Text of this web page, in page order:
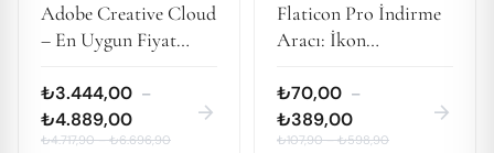
Adobe Creative Cloud
– En Uygun Fiyat
₺3.444,00 –
₺4.889,00
₺4.717,90–₺6.696,90
arrow_forward
Flaticon Pro İndirme
Aracı: İkon
Sınırsız Erişim
₺70,00 –
₺389,00
₺107,90–₺598,90
arrow_forward